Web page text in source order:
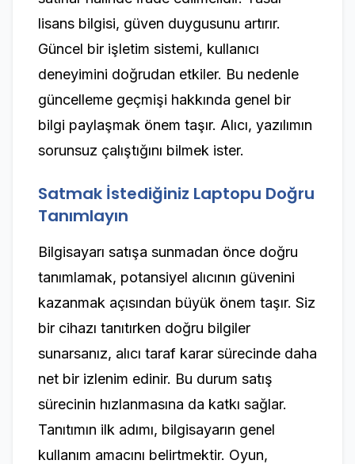
lisans bilgisi, güven duygusunu artırır.
Güncel bir işletim sistemi, kullanıcı
deneyimini doğrudan etkiler. Bu nedenle
güncelleme geçmişi hakkında genel bir
bilgi paylaşmak önem taşır. Alıcı, yazılımın
sorunsuz çalıştığını bilmek ister.
Satmak İstediğiniz Laptopu Doğru
Tanımlayın
Bilgisayarı satışa sunmadan önce doğru
tanımlamak, potansiyel alıcının güvenini
kazanmak açısından büyük önem taşır. Siz
bir cihazı tanıtırken doğru bilgiler
sunarsanız, alıcı taraf karar sürecinde daha
net bir izlenim edinir. Bu durum satış
sürecinin hızlanmasına da katkı sağlar.
Tanıtımın ilk adımı, bilgisayarın genel
kullanım amacını belirtmektir. Oyun,